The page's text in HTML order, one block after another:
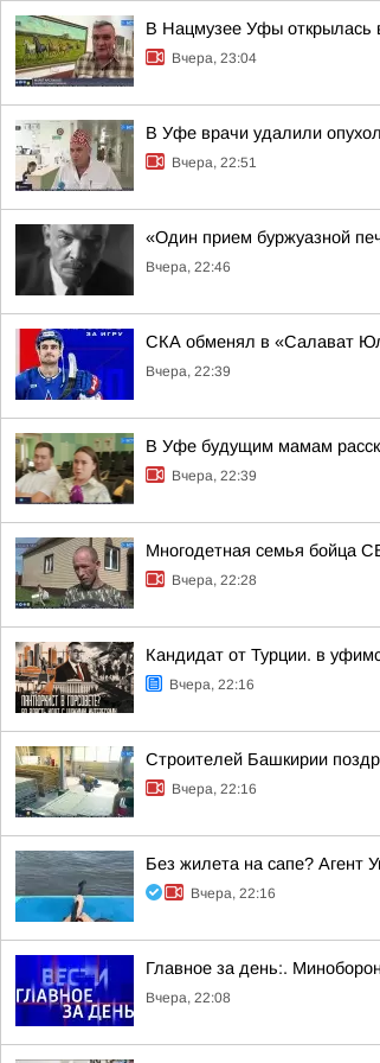
В Нацмузее Уфы открылась
Вчера, 23:04
В Уфе врачи удалили
Вчера, 22:51
«Один прием буржуазной
Вчера, 22:46
СКА обменял в «Салават
Вчера, 22:39
В Уфе будущим мамам
Вчера, 22:39
Многодетная семья бойца
Вчера, 22:28
Кандидат от Турции. в
Вчера, 22:16
Строителей Башкирии
Вчера, 22:16
Без жилета на сапе? Агент
Вчера, 22:16
Главное за день:.
Вчера, 22:08